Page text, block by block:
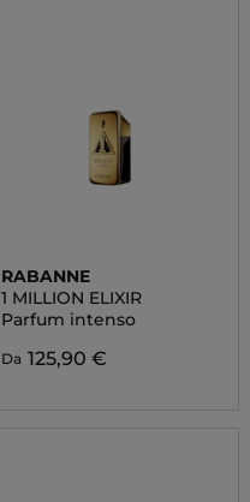
RABANNE
1 MILLION ELIXIR
Parfum intenso
Da 125,90 €